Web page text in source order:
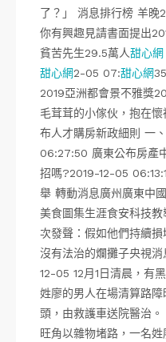
了？」 消息排行榜 羊晚
你有興趣見請書面提出
貧苦先生29.5萬人甜心網
甜心網2-05 07:甜心網
2019亞洲都會景不雅獎
毛茸茸的小傢伙，抱在
布人才購房新政細則 一
06:27:50 廣東公布房產
招嗎?2019-12-05
舉 轉動消息廣州廣東中
美食圖集生涯食安科技教
次發聲：假如他們持續
沒有法治的爛攤子央視
12-05 12月1日清晨，有
姓廖的男人在場清算路
頭，由救護車送院醫治
旺角以雜物堵路，一名